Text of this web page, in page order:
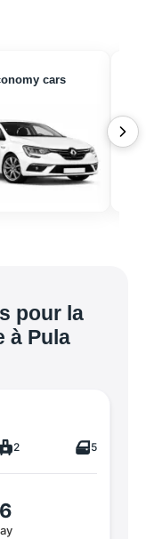
cars
pour la
à Pula
2 5